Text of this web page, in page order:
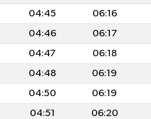
04:45 06:16
04:46 06:17
04:47 06:18
04:48 06:19
04:50 06:19
04:51 06:20